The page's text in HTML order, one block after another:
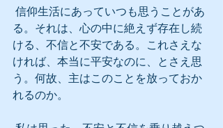
る。それは、心の中に絶えず存在し続
ける、不信と不安である。これさえな
ければ、本当に平安なのに、とさえ思
う。何故、主はこのことを放っておか
れるのか。